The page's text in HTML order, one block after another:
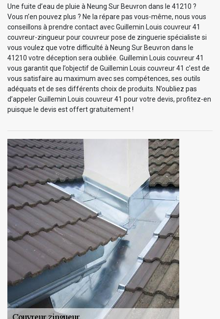
Une fuite d’eau de pluie à Neung Sur Beuvron dans le 41210 ?
Vous n’en pouvez plus ? Ne la répare pas vous-même, nous vous
conseillons à prendre contact avec Guillemin Louis couvreur 41
couvreur-zingueur pour couvreur pose de zinguerie spécialiste si
vous voulez que votre difficulté à Neung Sur Beuvron dans le
41210 votre déception sera oubliée. Guillemin Louis couvreur 41
vous garantit que l’objectif de Guillemin Louis couvreur 41 c’est de
vous satisfaire au maximum avec ses compétences, ses outils
adéquats et de ses différents choix de produits. N’oubliez pas
d’appeler Guillemin Louis couvreur 41 pour votre devis, profitez-en
puisque le devis est offert gratuitement !